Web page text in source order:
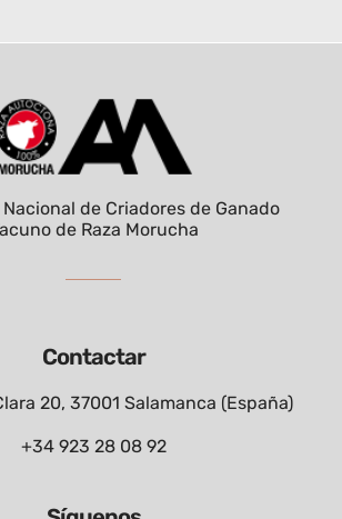
Contactar
20, 37001 Salamanca (España)
+34 923 28 08 92
de Criadores de Ganado
de Raza Morucha